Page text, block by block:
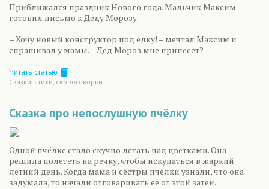
Приближался праздник Нового года. Мальчик Максим
готовил письмо к Деду Морозу.
– Хочу новый конструктор под елку! – мечтал Максим и
спрашивал у мамы. – Дед Мороз мне принесет?
Читать статью
Сказки, стихи, скороговорки
Сказка про непослушную пчёлку
Одной пчёлке стало скучно летать над цветками. Она
решила полететь на речку, чтобы искупаться в жаркий
летний день. Когда мама и сёстры пчёлки узнали, что она
задумала, то начали отговаривать ее от этой затеи.